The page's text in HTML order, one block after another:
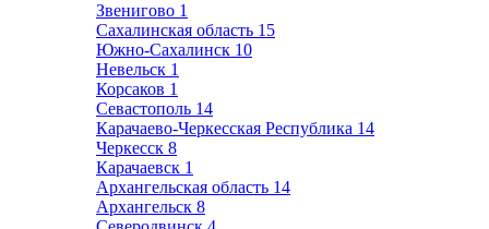
Звенигово 1
Сахалинская область 15
Южно-Сахалинск 10
Невельск 1
Корсаков 1
Севастополь 14
Карачаево-Черкесская Республика 14
Черкесск 8
Карачаевск 1
Архангельская область 14
Архангельск 8